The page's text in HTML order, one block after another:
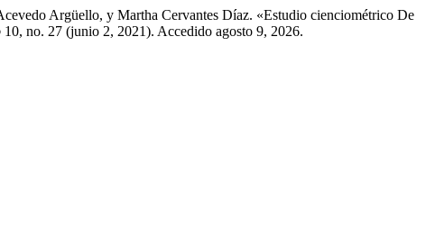
Argüello, y Martha Cervantes Díaz. «Estudio cienciométrico De
10, no. 27 (junio 2, 2021). Accedido agosto 9, 2026.